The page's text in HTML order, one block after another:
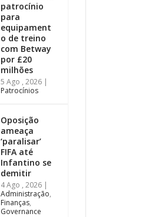
patrocínio
para
equipament
o de treino
com Betway
por £20
milhões
5 Ago , 2026 |
Patrocínios
Oposição
ameaça
‘paralisar’
FIFA até
Infantino se
demitir
4 Ago , 2026 |
Administração,
Finanças,
Governance